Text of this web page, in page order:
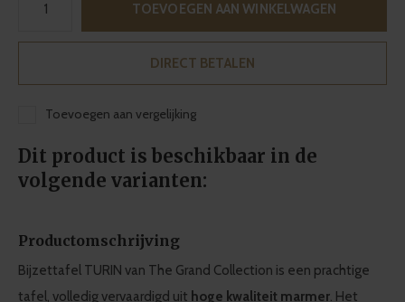
TOEVOEGEN AAN WINKELWAGEN
DIRECT BETALEN
Toevoegen aan vergelijking
Dit product is beschikbaar in de
volgende varianten:
Productomschrijving
Bijzettafel TURIN van The Grand Collection is een prachtige
tafel, volledig vervaardigd uit hoge kwaliteit marmer. Het